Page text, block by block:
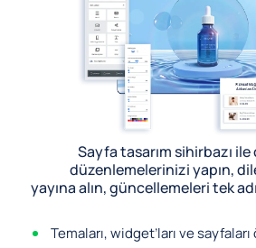
Sayfa tasarım sihirbazı
düzenlemelerinizi yapın,
yayına alın, güncellemeleri tek
Temaları, widget’ları ve